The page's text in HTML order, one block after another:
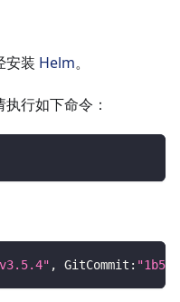
安装 Helm。
行如下命令：
, GitCommit: